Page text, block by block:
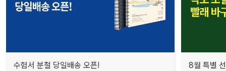
수험서 분철 당일배송 오픈!
8월 특별